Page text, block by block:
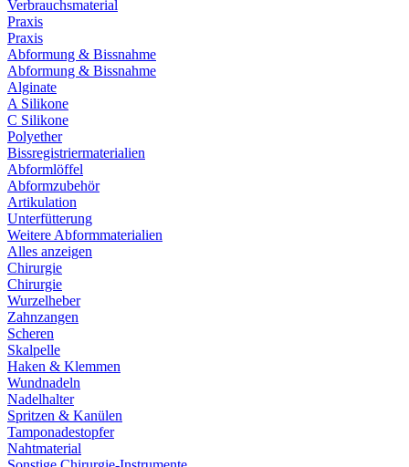
Verbrauchsmaterial
Praxis
Praxis
Abformung & Bissnahme
Abformung & Bissnahme
Alginate
A Silikone
C Silikone
Polyether
Bissregistriermaterialien
Abformlöffel
Abformzubehör
Artikulation
Unterfütterung
Weitere Abformmaterialien
Alles anzeigen
Chirurgie
Chirurgie
Wurzelheber
Zahnzangen
Scheren
Skalpelle
Haken & Klemmen
Wundnadeln
Nadelhalter
Spritzen & Kanülen
Tamponadestopfer
Nahtmaterial